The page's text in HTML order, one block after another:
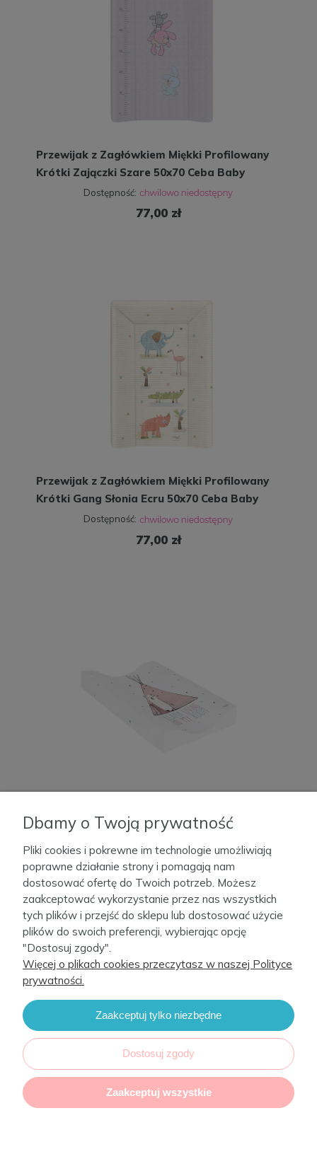
Przewijak z Zagłówkiem Miękki Profilowany
Krótki Zajączki Szare 50x70 Ceba Baby
Dostępność:
77,00 zł
Przewijak z Zagłówkiem Miękki Profilowany
Krótki Gang Słonia Ecru 50x70 Ceba Baby
Dostępność:
77,00 zł
Lolly Polly Lama
Dostępność:
77,00 zł
Dbamy o Twoją prywatność
Pliki cookies i pokrewne im technologie umożliwiają
poprawne działanie strony i pomagają nam
dostosować ofertę do Twoich potrzeb. Możesz
zaakceptować wykorzystanie przez nas wszystkich
tych plików i przejść do sklepu lub dostosować użycie
plików do swoich preferencji, wybierając opcję
"Dostosuj zgody".
Więcej o plikach cookies przeczytasz w naszej Polityce
prywatności.
Zaakceptuj tylko niezbędne
Dostosuj zgody
Zaakceptuj wszystkie